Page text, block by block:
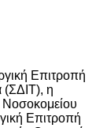
Επιτροπή
(ΣΔΙΤ), η
Νοσοκομείου
Επιτροπή